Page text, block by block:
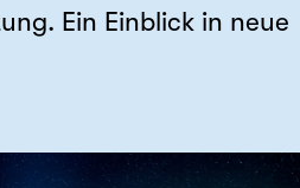
Ein Einblick in neue